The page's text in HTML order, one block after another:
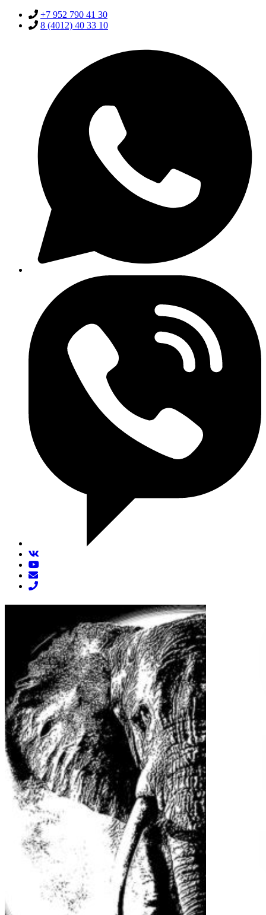
+7 952 790 41 30
8 (4012) 40 33 10